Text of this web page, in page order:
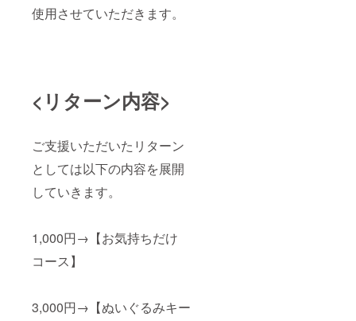
使用させていただきます。
<リターン内容>
ご支援いただいたリターン
としては以下の内容を展開
していきます。
1,000円→【お気持ちだけ
コース】
3,000円→【ぬいぐるみキー